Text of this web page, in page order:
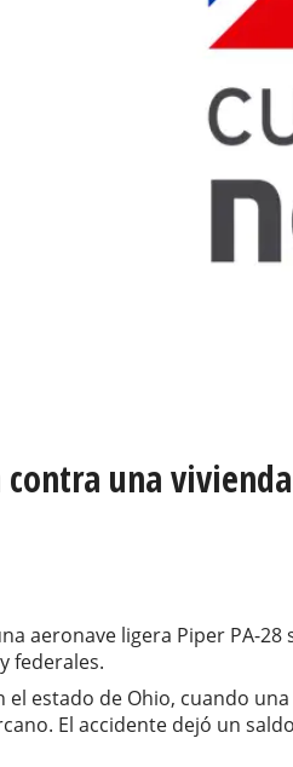
una
aeronave ligera Piper PA-
federales.
estado de Ohio, cuando
El accidente dejó un